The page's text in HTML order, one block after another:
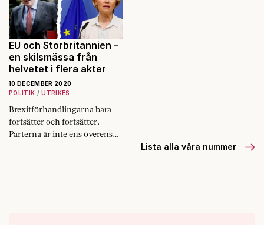
EU och Storbritannien –
en skilsmässa från
helvetet i flera akter
10 DECEMBER 2020
POLITIK
UTRIKES
Brexitförhandlingarna bara
fortsätter och fortsätter.
Parterna är inte ens överens
Lista alla våra nummer